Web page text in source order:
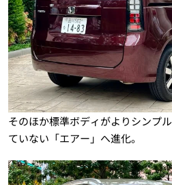
そのほか標準ボディがよりシンプ
ていない「エアー」へ進化。